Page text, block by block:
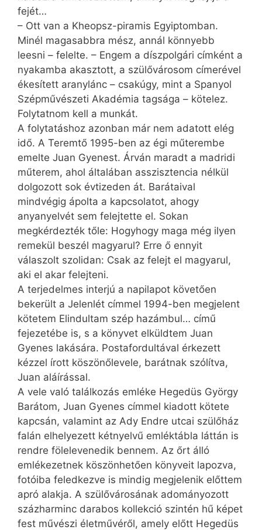
fejét…
– Ott van a Kheopsz-piramis Egyiptomban.
Minél magasabbra mész, annál könnyebb
leesni – felelte. – Engem a díszpolgári címként a
nyakamba akasztott, a szülővárosom címerével
ékesített aranylánc – csakúgy, mint a Spanyol
Szépművészeti Akadémia tagsága – kötelez.
Folytatnom kell a munkát.
A folytatáshoz azonban már nem adatott elég
idő. A Teremtő 1995-ben az égi műterembe
emelte Juan Gyenest. Árván maradt a madridi
műterem, ahol általában asszisztencia nélkül
dolgozott sok évtizeden át. Barátaival
mindvégig ápolta a kapcsolatot, ahogy
anyanyelvét sem felejtette el. Sokan
megkérdezték tőle: Hogyhogy maga még ilyen
remekül beszél magyarul? Erre ő ennyit
válaszolt szolidan: Csak az felejt el magyarul,
aki el akar felejteni.
A terjedelmes interjú a napilapot követően
bekerült a Jelenlét címmel 1994-ben megjelent
kötetem Elindultam szép hazámbul… című
fejezetébe is, s a könyvet elküldtem Juan
Gyenes lakására. Postafordultával érkezett
kézzel írott köszönőlevele, barátnak szólítva,
Juan aláírással.
A vele való találkozás emléke Hegedüs György
Barátom, Juan Gyenes címmel kiadott kötete
kapcsán, valamint az Ady Endre utcai szülőház
falán elhelyezett kétnyelvű emléktábla láttán is
rendre fölelevenedik bennem. Az őrt álló
emlékezetnek köszönhetően könyveit lapozva,
fotóiba feledkezve is mindig megjelenik előttem
apró alakja. A szülővárosának adományozott
százharminc darabos kollekció szintén hű képet
fest művészi életművéről, amely előtt Hegedüs